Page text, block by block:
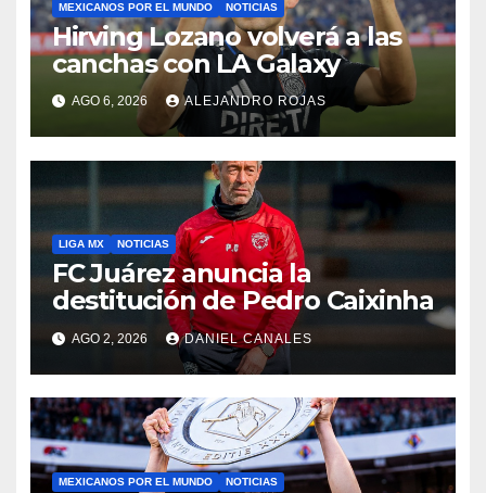
MEXICANOS POR EL MUNDO NOTICIAS
Hirving Lozano volverá a las
canchas con LA Galaxy
AGO 6, 2026 ALEJANDRO ROJAS
LIGA MX NOTICIAS
FC Juárez anuncia la
destitución de Pedro Caixinha
AGO 2, 2026 DANIEL CANALES
MEXICANOS POR EL MUNDO NOTICIAS